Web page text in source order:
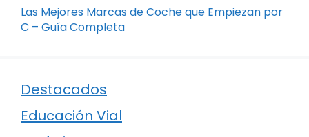
Las Mejores Marcas de Coche que Empiezan por
C – Guía Completa
Destacados
Educación Vial